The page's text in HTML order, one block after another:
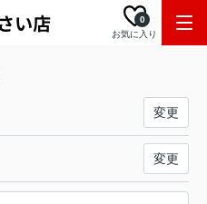
お気に入り
0
変更
変更